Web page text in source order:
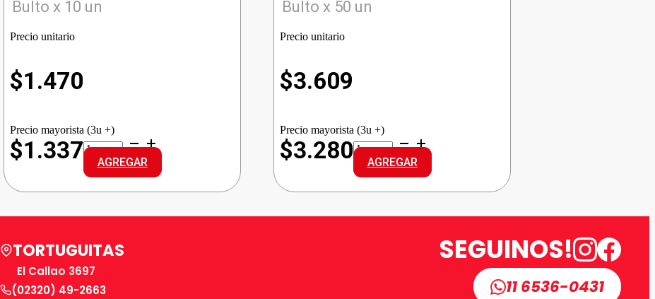
Bulto x 10 un
Precio unitario
$1.470
Precio mayorista (3u +)
$1.337BIC
RESALTADOR
AMARILLO
cantidad
AGREGAR
Bulto x 50 un
Precio unitario
$3.609
Precio mayorista (3u +)
$3.280BIC
LAPICERA
SURTIDO
cantidad
AGREGAR
TORTUGUITAS
El Callao 3697
(02320) 49-2663
SEGUINOS!
11 6536-0431